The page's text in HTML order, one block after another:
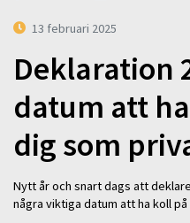
13 februari 2025
Deklaration
datum att
dig som
Nytt år och snart dags att
några viktiga datum att ha koll på